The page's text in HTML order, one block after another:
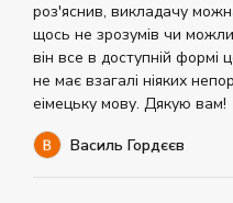
роз'яснив, викладачу
щось не зрозумів чи
він все в доступній формі
не має взагалі ніяких
еімецьку мову. Дякую вам!
Василь Гордєєв